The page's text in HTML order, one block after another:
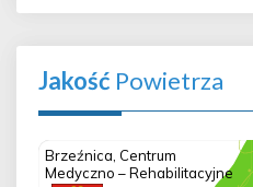
Jakość Powietrza